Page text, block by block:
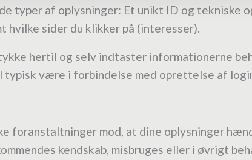
typer af oplysninger: Et unikt ID og tekniske
hvilke sider du klikker på (interesser).
hertil og selv indtaster informationerne
typisk være i forbindelse med oprettelse af
foranstaltninger mod, at dine oplysninger
kendskab, misbruges eller i øvrigt